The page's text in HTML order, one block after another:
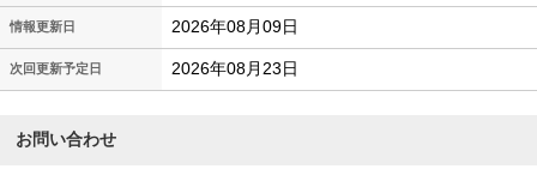
情報更新日 2026年08月09日
次回更新予定日 2026年08月23日
お問い合わせ